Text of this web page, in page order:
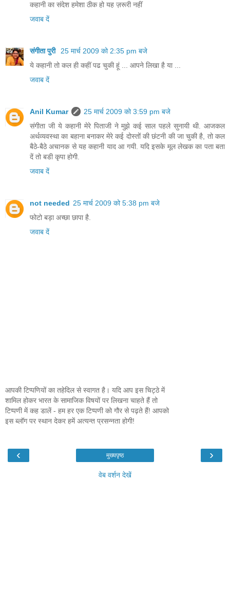
कहानी का संदेश हमेशा ठीक हो यह ज़रूरी नहीं
जवाब दें
संगीता पुरी
25 मार्च 2009 को 2:35 pm बजे
ये कहानी तो कल ही कहीं पढ चुकी हूं ... आपने लिखा है या ...
जवाब दें
Anil Kumar
25 मार्च 2009 को 3:59 pm बजे
संगीता जी ये कहानी मेरे पिताजी ने मुझे कई साल पहले सुनायी थी. आजकल
अर्थव्यवस्था का बहाना बनाकर मेरे कई दोस्तों की छंटनी की जा चुकी है, तो कल
बैठे-बैठे अचानक से यह कहानी याद आ गयी. यदि इसके मूल लेखक का पता बता
दें तो बडी कृपा होगी.
जवाब दें
not needed 25 मार्च 2009 को 5:38 pm बजे
फोटो बड़ा अच्छा छापा है.
जवाब दें
आपकी टिप्पणियों का तहेदिल से स्वागत है। यदि आप इस चिट्ठे में
शामिल होकर भारत के सामाजिक विषयों पर लिखना चाहते हैं तो
टिप्पणी में कह डालें - हम हर एक टिप्पणी को गौर से पढ़ते हैं! आपको
इस ब्लॉग पर स्थान देकर हमें अत्यन्त प्रसन्नता होगी!
‹ ›
मुख्यपृष्ठ
वेब वर्शन देखें